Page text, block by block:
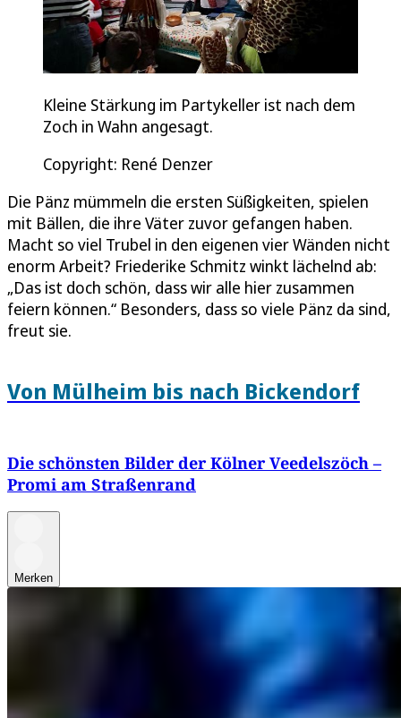
Kleine Stärkung im Partykeller ist nach dem
Zoch in Wahn angesagt.
Copyright: René Denzer
Die Pänz mümmeln die ersten Süßigkeiten, spielen
mit Bällen, die ihre Väter zuvor gefangen haben.
Macht so viel Trubel in den eigenen vier Wänden nicht
enorm Arbeit? Friederike Schmitz winkt lächelnd ab:
„Das ist doch schön, dass wir alle hier zusammen
feiern können.“ Besonders, dass so viele Pänz da sind,
freut sie.
Von Mülheim bis nach Bickendorf
Die schönsten Bilder der Kölner Veedelszöch –
Promi am Straßenrand
Merken